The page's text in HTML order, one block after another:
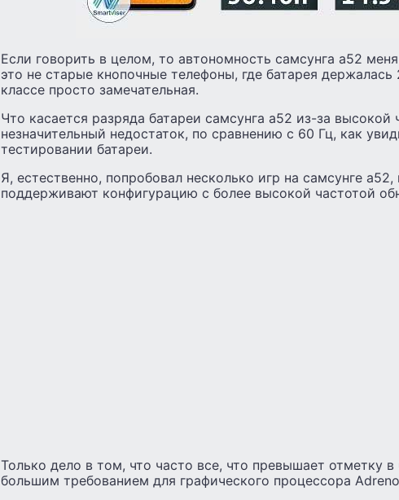
Если говорить в целом, то автономность самсунга а52
это не старые кнопочные телефоны, где батарея
классе просто замечательная.
Что касается разряда батареи самсунга а52 из-за
незначительный недостаток, по сравнению с 60 Гц, как
тестировании батареи.
Я, естественно, попробовал несколько игр на самсунге
поддерживают конфигурацию с более высокой частотой
Только дело в том, что часто все, что превышает отметку в
большим требованием для графического процессора